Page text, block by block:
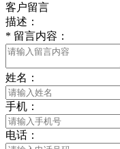
客户留言
描述：
* 留言内容：
姓名：
手机：
电话：